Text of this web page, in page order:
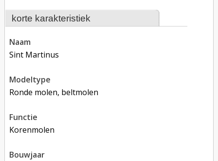
korte karakteristiek
naam
Sint Martinus
modeltype
Ronde molen, beltmolen
functie
korenmolen
bouwjaar